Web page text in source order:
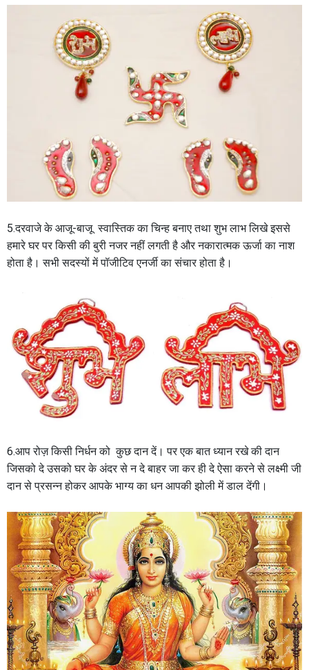
5.दरवाजे के आजू-बाजू स्वास्तिक का चिन्ह बनाए तथा शुभ लाभ लिखे इससे
हमारे घर पर किसी की बुरी नजर नहीं लगती है और नकारात्मक ऊर्जा का नाश
होता है। सभी सदस्यों में पॉजीटिव एनर्जी का संचार होता है।
6.आप रोज़ किसी निर्धन को कुछ दान दें। पर एक बात ध्यान रखे की दान
जिसको दे उसको घर के अंदर से न दे बाहर जा कर ही दे ऐसा करने से लक्ष्मी जी
दान से प्रसन्न होकर आपके भाग्य का धन आपकी झोली में डाल देंगी।